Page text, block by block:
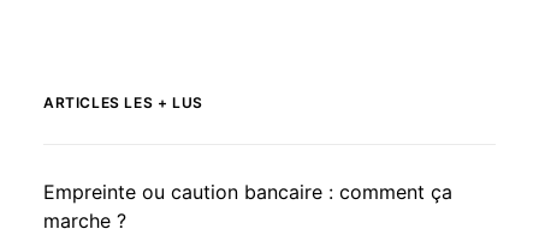
ARTICLES LES + LUS
Empreinte ou caution bancaire : comment ça
marche ?